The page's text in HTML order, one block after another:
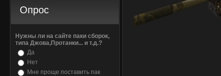
Опрос
Нужны ли на сайте паки сборок,
типа Джова,Протанки... и т.д.?
Да
Нет
Мне проще поставить пак